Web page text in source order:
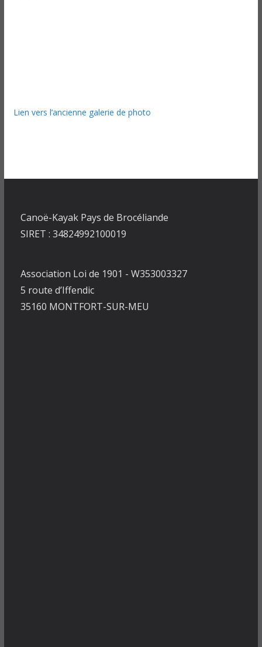
Lien vers l’ancienne galerie de photo
Canoë-Kayak Pays de Brocéliande
SIRET : 34824992100019
Association Loi de 1901 - W353003327
5 route d’Iffendic
35160 MONTFORT-SUR-MEU